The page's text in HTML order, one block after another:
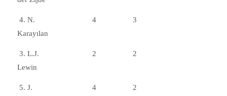
4. N.
Karayιlan
4 3
3. L.J.
Lewin
2 2
5. J.
4 2